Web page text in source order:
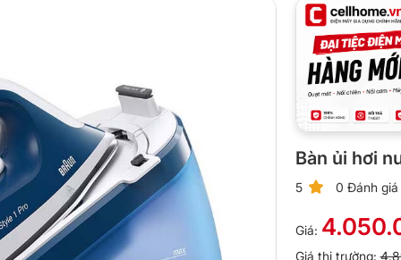
Bàn ủi hơi
5 0 Đánh giá
Giá:
Giá thị trường: